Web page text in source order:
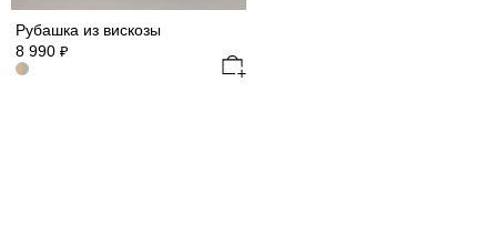
Рубашка из вискозы
8 990 ₽